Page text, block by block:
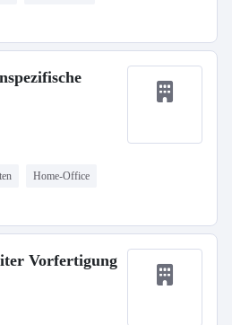
Home-Office
Vorfertigung